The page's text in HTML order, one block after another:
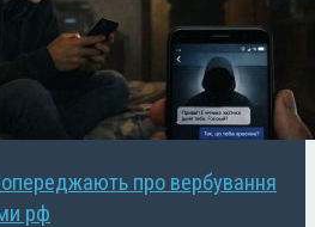
про вербування
рф